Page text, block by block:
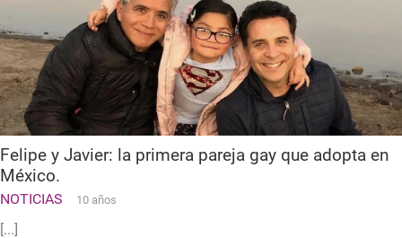
Felipe y Javier: la primera pareja gay que adopta en
México.
NOTICIAS 10 años
[...]